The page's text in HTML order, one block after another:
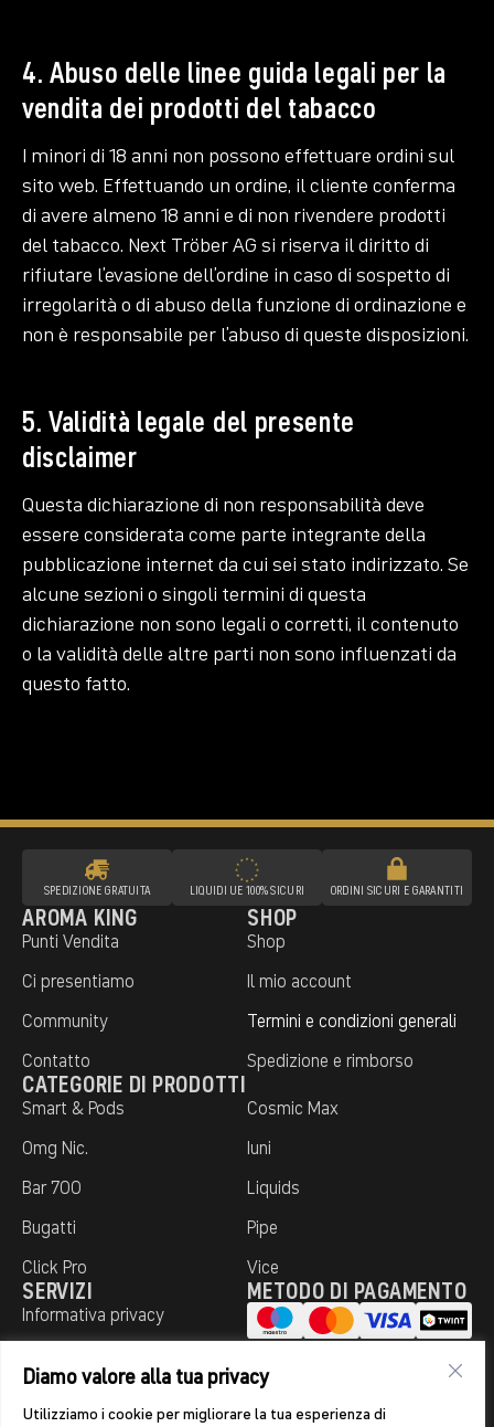
Diamo valore alla tua privacy
Utilizziamo i cookie per migliorare la tua esperienza di
4. Abuso delle linee guida legali per la
vendita dei prodotti del tabacco
I minori di 18 anni non possono effettuare ordini sul
sito web. Effettuando un ordine, il cliente conferma
di avere almeno 18 anni e di non rivendere prodotti
del tabacco. Next Tröber AG si riserva il diritto di
rifiutare l’evasione dell’ordine in caso di sospetto di
irregolarità o di abuso della funzione di ordinazione e
non è responsabile per l’abuso di queste disposizioni.
5. Validità legale del presente
disclaimer
Questa dichiarazione di non responsabilità deve
essere considerata come parte integrante della
pubblicazione internet da cui sei stato indirizzato. Se
alcune sezioni o singoli termini di questa
dichiarazione non sono legali o corretti, il contenuto
o la validità delle altre parti non sono influenzati da
questo fatto.
SPEDIZIONE GRATUITA LIQUIDI UE 100% SICURI ORDINI SICURI E GARANTITI
AROMA KING
Punti Vendita
Ci presentiamo
Community
Contatto
SHOP
Shop
Il mio account
Termini e condizioni generali
Spedizione e rimborso
CATEGORIE DI PRODOTTI
Smart & Pods
0mg Nic.
Bar 700
Bugatti
Click Pro
Cosmic Max
Iuni
Liquids
Pipe
Vice
SERVIZI
Informativa privacy
METODO DI PAGAMENTO
DEFRIT
Vendita solo a persone di età
© 2026 Aroma